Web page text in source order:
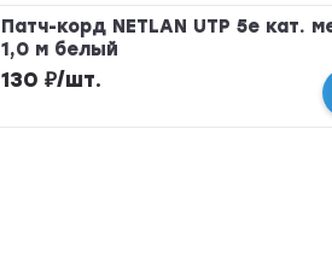
Патч-корд NETLAN UTP 5e кат.
1,0 м белый
130 ₽/шт.